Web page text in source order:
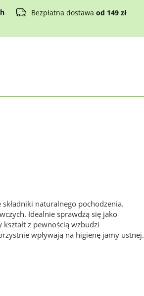
Bezpłatna dostawa od 149 zł
naturalnego pochodzenia.
Idealnie sprawdzą się jako
z pewnością wzbudzi
wpływają na higienę jamy ustnej.